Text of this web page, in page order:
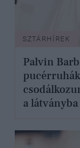
SZTÁRHÍREK
Palvin
a látványba